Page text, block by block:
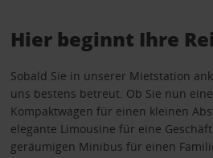
Hier beginnt Ihre
Sobald Sie in unserer Mietstation
uns bestens betreut. Ob Sie nun
Kompaktwagen für einen kleinen
elegante Limousine für eine
geräumigen Minibus für einen